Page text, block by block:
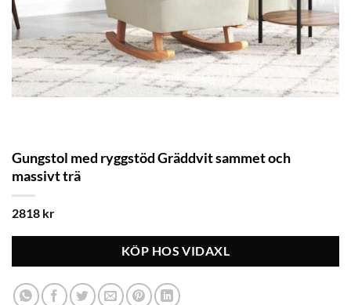
Gungstol med ryggstöd Gräddvit sammet och
massivt trä
2818 kr
KÖP HOS VIDAXL